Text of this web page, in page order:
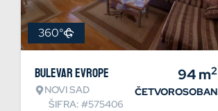
360°
Bulevar Evrope
NOVI SAD
ŠIFRA: #575406
94m2
ČETVOROSOBAN